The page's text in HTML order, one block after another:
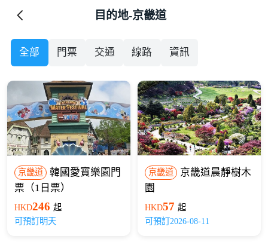
目的地-京畿道
全部 門票 交通 線路 資訊
京畿道
韓國愛寶樂園門
票（1日票）
HKD246 起
可預訂明天
京畿道
京畿道晨靜樹木
園
HKD57 起
可預訂2026-08-11